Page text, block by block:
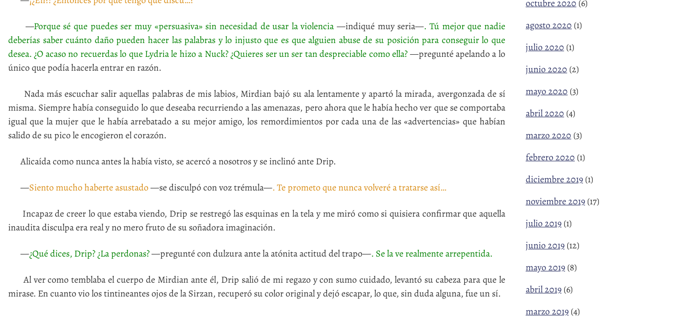
—Porque sé que puedes ser muy «persuasiva» sin necesidad de usar la violencia —indiqué muy seria—. Tú mejor que nadie
deberías saber cuánto daño pueden hacer las palabras y lo injusto que es que alguien abuse de su posición para conseguir lo que
desea. ¿O acaso no recuerdas lo que Lydria le hizo a Nuck? ¿Quieres ser un ser tan despreciable como ella? —pregunté apelando a lo
único que podía hacerla entrar en razón.
Nada más escuchar salir aquellas palabras de mis labios, Mirdian bajó su ala lentamente y apartó la mirada, avergonzada de sí
misma. Siempre había conseguido lo que deseaba recurriendo a las amenazas, pero ahora que le había hecho ver que se comportaba
igual que la mujer que le había arrebatado a su mejor amigo, los remordimientos por cada una de las «advertencias» que habían
salido de su pico le encogieron el corazón.
Alicaída como nunca antes la había visto, se acercó a nosotros y se inclinó ante Drip.
—Siento mucho haberte asustado—se disculpó con voz trémula—. Te prometo que nunca volveré a tratarse así…
Incapaz de creer lo que estaba viendo, Drip se restregó las esquinas en la tela y me miró como si quisiera confirmar que aquella
inaudita disculpa era real y no mero fruto de su soñadora imaginación.
—¿Qué dices, Drip? ¿La perdonas?—pregunté con dulzura ante la atónita actitud del trapo—. Se la ve realmente arrepentida.
Al ver como temblaba el cuerpo de Mirdian ante él, Drip salió de mi regazo y con sumo cuidado, levantó su cabeza para que le
mirase. En cuanto vio los tintineantes ojos de la Sirzan, recuperó su color original y dejó escapar, lo que, sin duda alguna, fue un sí.
octubre 2020 (6)
agosto 2020 (1)
julio 2020 (1)
junio 2020 (2)
mayo 2020 (3)
abril 2020 (4)
marzo 2020 (3)
febrero 2020 (1)
diciembre 2019(1)
noviembre 2019(17)
julio 2019(1)
junio 2019(12)
mayo 2019(8)
abril 2019(6)
marzo 2019(4)